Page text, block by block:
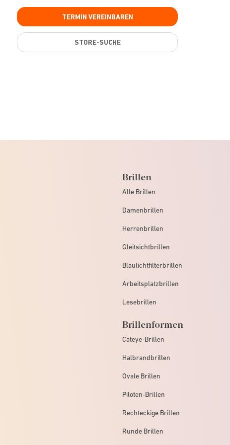
TERMIN VEREINBAREN
STORE-SUCHE
Brillen
Alle Brillen
Damenbrillen
Herrenbrillen
Gleitsichtbrillen
Blaulichtfilterbrillen
Arbeitsplatzbrillen
Lesebrillen
Brillenformen
Cateye-Brillen
Halbrandbrillen
Ovale Brillen
Piloten-Brillen
Rechteckige Brillen
Runde Brillen